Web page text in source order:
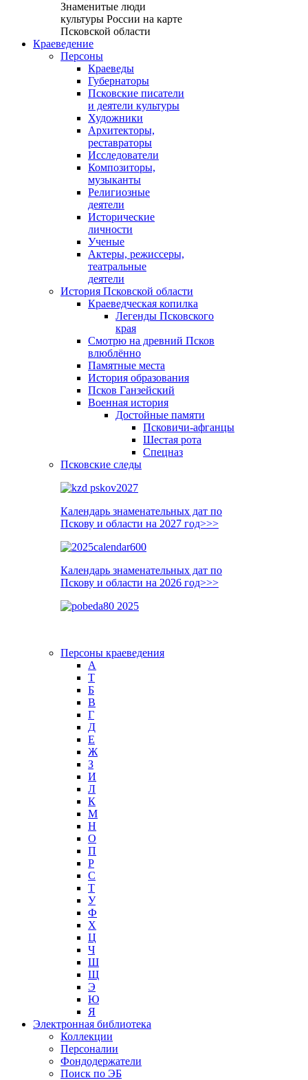
Знаменитые люди
культуры России на карте
Псковской области
Краеведение
Персоны
Краеведы
Губернаторы
Псковские писатели
и деятели культуры
Художники
Архитекторы,
реставраторы
Исследователи
Композиторы,
музыканты
Религиозные
деятели
Исторические
личности
Ученые
Актеры, режиссеры,
театральные
деятели
История Псковской области
Краеведческая копилка
Легенды Псковского
края
Смотрю на древний Псков
влюблённо
Памятные места
История образования
Псков Ганзейский
Военная история
Достойные памяти
Псковичи-афганцы
Шестая рота
Спецназ
Псковские следы
Календарь знаменательных дат по
Пскову и области на 2027 год>>>
Календарь знаменательных дат по
Пскову и области на 2026 год>>>
Персоны краеведения
А
T
Б
В
Г
Д
Е
Ж
З
И
Л
К
М
Н
О
П
Р
С
Т
У
Ф
Х
Ц
Ч
Ш
Щ
Э
Ю
Я
Электронная библиотека
Коллекции
Персоналии
Фондодержатели
Поиск по ЭБ